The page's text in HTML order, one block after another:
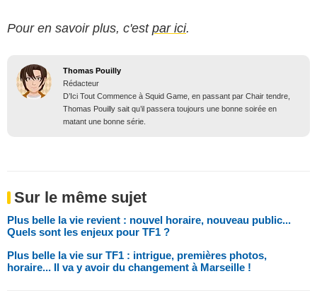
Pour en savoir plus, c'est par ici.
Thomas Pouilly
Rédacteur
D’Ici Tout Commence à Squid Game, en passant par Chair tendre,
Thomas Pouilly sait qu’il passera toujours une bonne soirée en
matant une bonne série.
Sur le même sujet
Plus belle la vie revient : nouvel horaire, nouveau public...
Quels sont les enjeux pour TF1 ?
Plus belle la vie sur TF1 : intrigue, premières photos,
horaire... Il va y avoir du changement à Marseille !